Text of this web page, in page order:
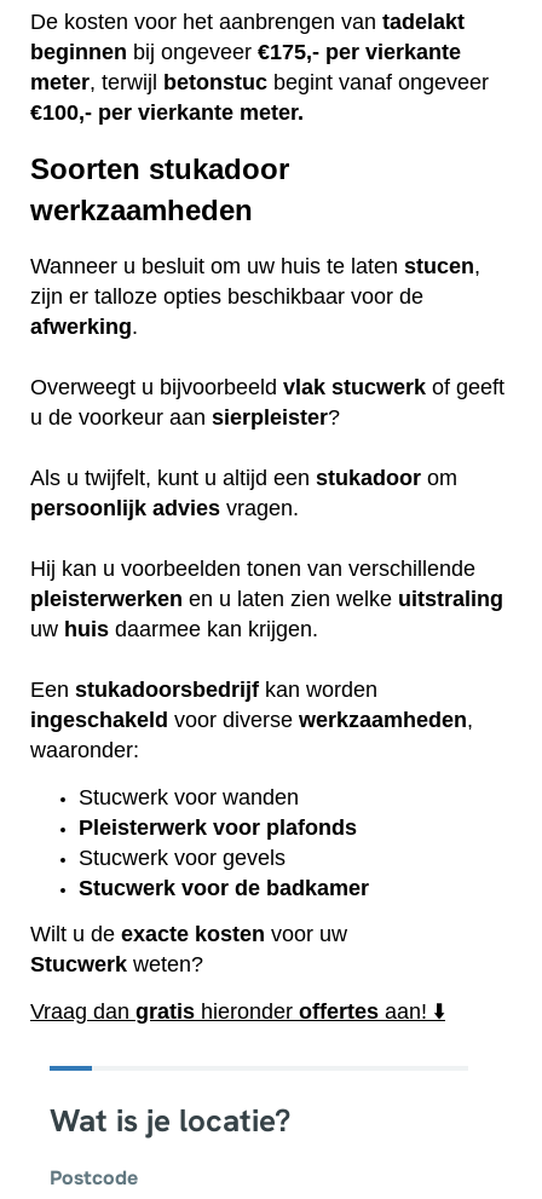
De kosten voor het aanbrengen van tadelakt
beginnen bij ongeveer €175,- per vierkante
meter, terwijl betonstuc begint vanaf ongeveer
€100,- per vierkante meter.
Soorten stukadoor
werkzaamheden
Wanneer u besluit om uw huis te laten stucen,
zijn er talloze opties beschikbaar voor de
afwerking.
Overweegt u bijvoorbeeld vlak stucwerk of geeft
u de voorkeur aan sierpleister?
Als u twijfelt, kunt u altijd een stukadoor om
persoonlijk advies vragen.
Hij kan u voorbeelden tonen van verschillende
pleisterwerken en u laten zien welke uitstraling
uw huis daarmee kan krijgen.
Een stukadoorsbedrijf kan worden
ingeschakeld voor diverse werkzaamheden,
waaronder:
Stucwerk voor wanden
Pleisterwerk voor plafonds
Stucwerk voor gevels
Stucwerk voor de badkamer
Wilt u de exacte kosten voor uw
Stucwerk weten?
Vraag dan gratis hieronder offertes aan! ⬇️